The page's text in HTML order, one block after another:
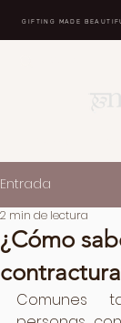
GIFTING MADE
Entrada
¿Cómo
2 min de lectura
Comunes